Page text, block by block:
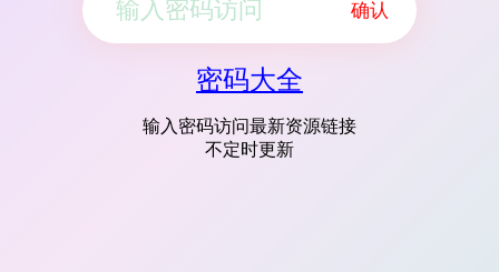
确认
密码大全
输入密码访问最新资源链接
不定时更新